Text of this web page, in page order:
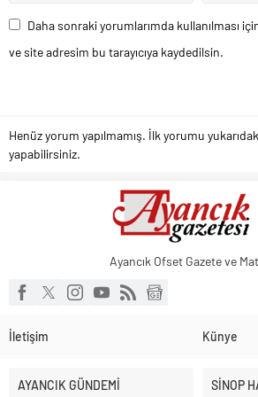
Daha sonraki yorumlarımda kullanılması
ve site adresim bu tarayıcıya kaydedilsin.
Henüz yorum yapılmamış. İlk yorumu
yapabilirsiniz.
Ayancık Ofset Gazete ve
İletişim Künye
AYANCIK GÜNDEMİ SİNOP